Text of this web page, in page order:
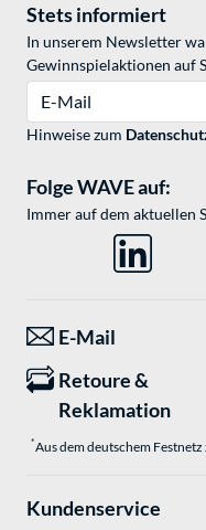
Stets informiert
In unserem Newsletter
Gewinnspielaktionen auf
Hinweise zum
Folge WAVE auf:
Immer auf dem aktuellen
E-Mail
Retoure &
Reklamation
*Aus dem deutschem
Kundenservice